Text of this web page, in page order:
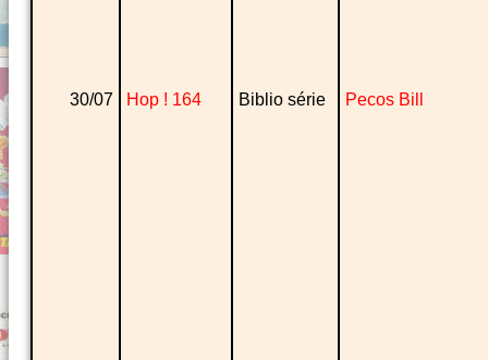
30/07 Hop ! 164 Biblio série Pecos Bill